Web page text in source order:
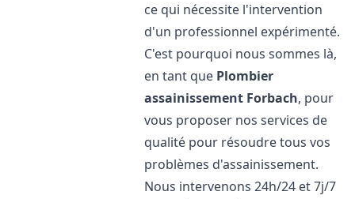
ce qui nécessite l'intervention
d'un professionnel expérimenté.
C'est pourquoi nous sommes là,
en tant que Plombier
assainissement Forbach, pour
vous proposer nos services de
qualité pour résoudre tous vos
problèmes d'assainissement.
Nous intervenons 24h/24 et 7j/7